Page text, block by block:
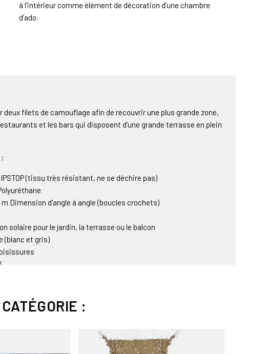
à l’intérieur comme élément de décoration d’une chambre
d’ado.
deux filets de camouflage afin de recouvrir une plus grande zone,
et les bars qui disposent d’une grande terrasse en plein
(tissu très résistant, ne se déchire pas)
Dimension d'angle à angle (boucles crochets)
solaire pour le jardin, la terrasse ou le balcon
(blanc et gris)
affiné avec 4 dragonnes pour un accrochage facile
les filets en hiver et par vent fort.
: